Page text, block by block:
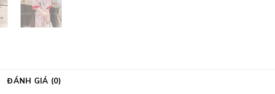
ĐÁNH GIÁ (0)